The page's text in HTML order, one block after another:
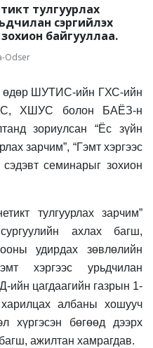
тулгуурлах
сэргийлэх
байгууллаа.
Odser
өдөр ШУТИС-ийн ГХС-ийн
ХШУС болон БАЁЗ-н
зориулсан “Ёс зүйн
хзарчим”, “Гэмт хэргээс
сэдэвт семинарыг зохион
тулгуурлахзарчим”
ахлах багш,
удирдах зөвлөлийн
хэргээс урьдчилан
ийн цагдаагийн газрын 1-
албаны хошууч
хүргэсэн бөгөөд дээрх
ажилтан хамрагдав.